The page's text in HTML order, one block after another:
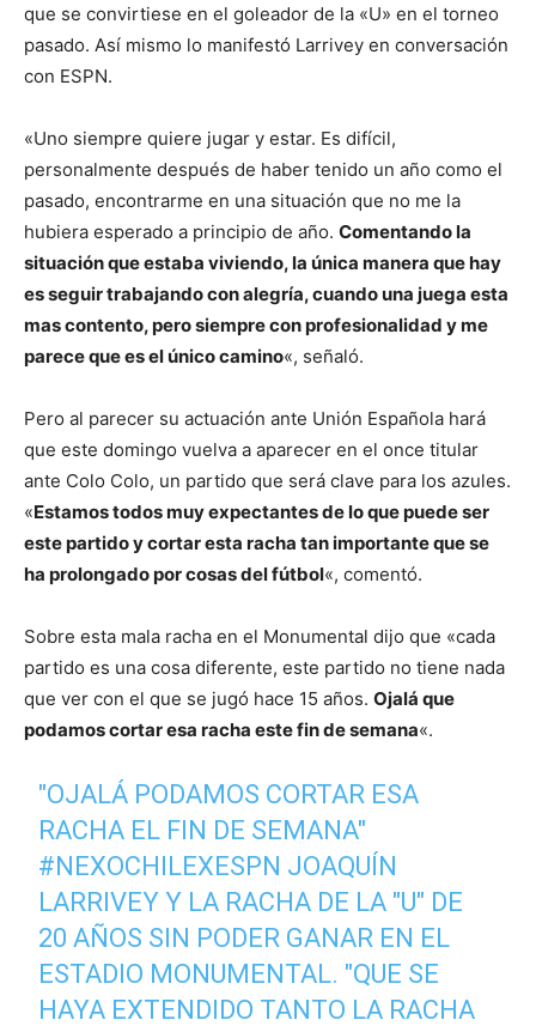
que se convirtiese en el goleador de la «U» en el torneo
pasado. Así mismo lo manifestó Larrivey en conversación
con ESPN.
«Uno siempre quiere jugar y estar. Es difícil,
personalmente después de haber tenido un año como el
pasado, encontrarme en una situación que no me la
hubiera esperado a principio de año. Comentando la
situación que estaba viviendo, la única manera que hay
es seguir trabajando con alegría, cuando una juega esta
mas contento, pero siempre con profesionalidad y me
parece que es el único camino«, señaló.
Pero al parecer su actuación ante Unión Española hará
que este domingo vuelva a aparecer en el once titular
ante Colo Colo, un partido que será clave para los azules.
«Estamos todos muy expectantes de lo que puede ser
este partido y cortar esta racha tan importante que se
ha prolongado por cosas del fútbol«, comentó.
Sobre esta mala racha en el Monumental dijo que «cada
partido es una cosa diferente, este partido no tiene nada
que ver con el que se jugó hace 15 años. Ojalá que
podamos cortar esa racha este fin de semana«.
"OJALÁ PODAMOS CORTAR ESA
RACHA EL FIN DE SEMANA"
#NEXOCHILEXESPN JOAQUÍN
LARRIVEY Y LA RACHA DE LA "U" DE
20 AÑOS SIN PODER GANAR EN EL
ESTADIO MONUMENTAL. "QUE SE
HAYA EXTENDIDO TANTO LA RACHA